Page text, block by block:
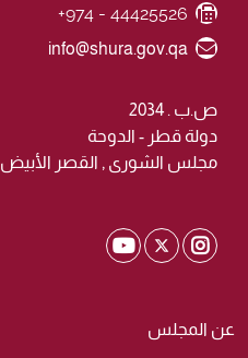
عن المجلس
Fax Number
+974 - 44425526
Email ID
info@shura.gov.qa
ص.ب . 2034
دولة قطر - الدوحة
مجلس الشورى , القصر الأبيض
Shura Instagram
Shura Twitter
Shura Youtube